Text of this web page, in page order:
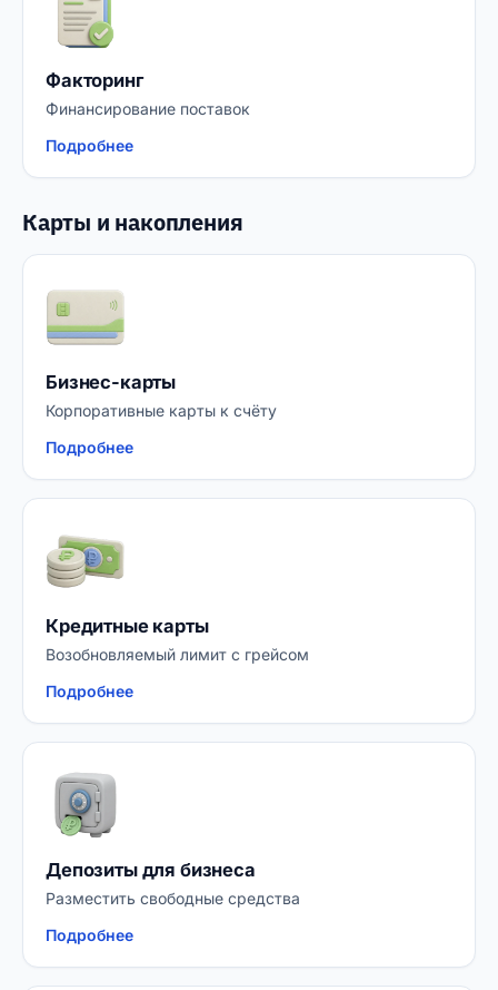
Факторинг
Финансирование поставок
Подробнее
Карты и накопления
Бизнес-карты
Корпоративные карты к счёту
Подробнее
Кредитные карты
Возобновляемый лимит с грейсом
Подробнее
Депозиты для бизнеса
Разместить свободные средства
Подробнее